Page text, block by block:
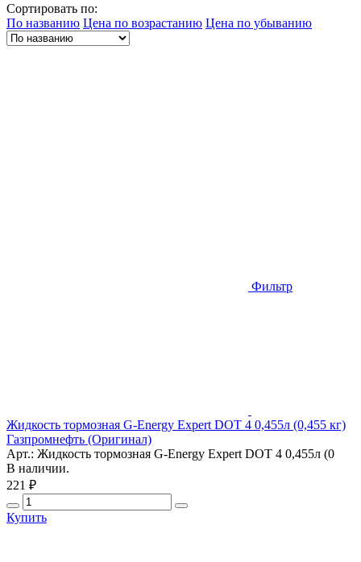
Сортировать по:
По названию Цена по возрастанию Цена по убыванию
Фильтр
Жидкость тормозная G-Energy Expert DOT 4 0,455л (0,455 кг)
Газпромнефть (Оригинал)
Арт.: Жидкость тормозная G-Energy Expert DOT 4 0,455л (0
В наличии.
221 ₽
Купить